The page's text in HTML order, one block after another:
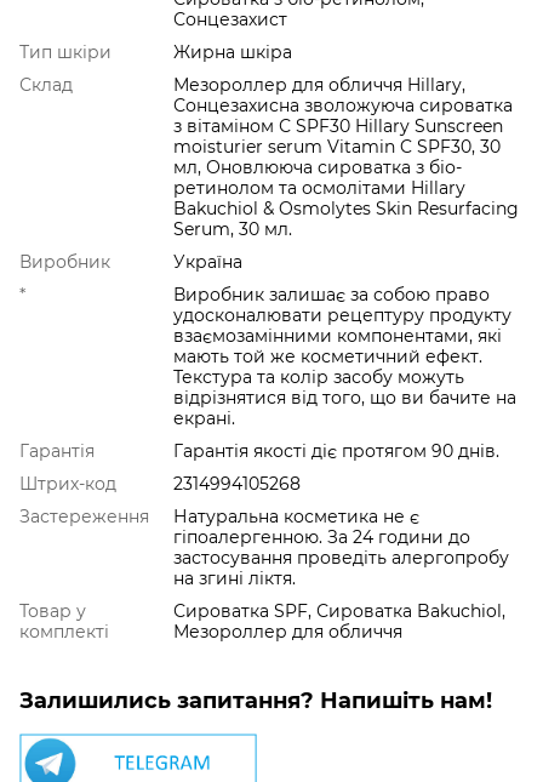
Сонцезахист
Тип шкіри
Жирна шкіра
Склад
Мезороллер для обличчя Hillary,
Сонцезахисна зволожуюча сироватка
з вітаміном С SPF30 Hillary Sunscreen
moisturier serum Vitamin C SPF30, 30
мл, Оновлююча сироватка з біо-
ретинолом та осмолітами Hillary
Bakuchiol & Osmolytes Skin Resurfacing
Serum, 30 мл.
Виробник
Україна
*
Виробник залишає за собою право
удосконалювати рецептуру продукту
взаємозамінними компонентами, які
мають той же косметичний ефект.
Текстура та колір засобу можуть
відрізнятися від того, що ви бачите на
екрані.
Гарантія
Гарантія якості діє протягом 90 днів.
Штрих-код
2314994105268
Застереження
Натуральна косметика не є
гіпоалергенною. За 24 години до
застосування проведіть алергопробу
на згині ліктя.
Товар у
комплекті
Сироватка SPF, Сироватка Bakuchiol,
Мезороллер для обличчя
Залишились запитання? Напишіть нам!